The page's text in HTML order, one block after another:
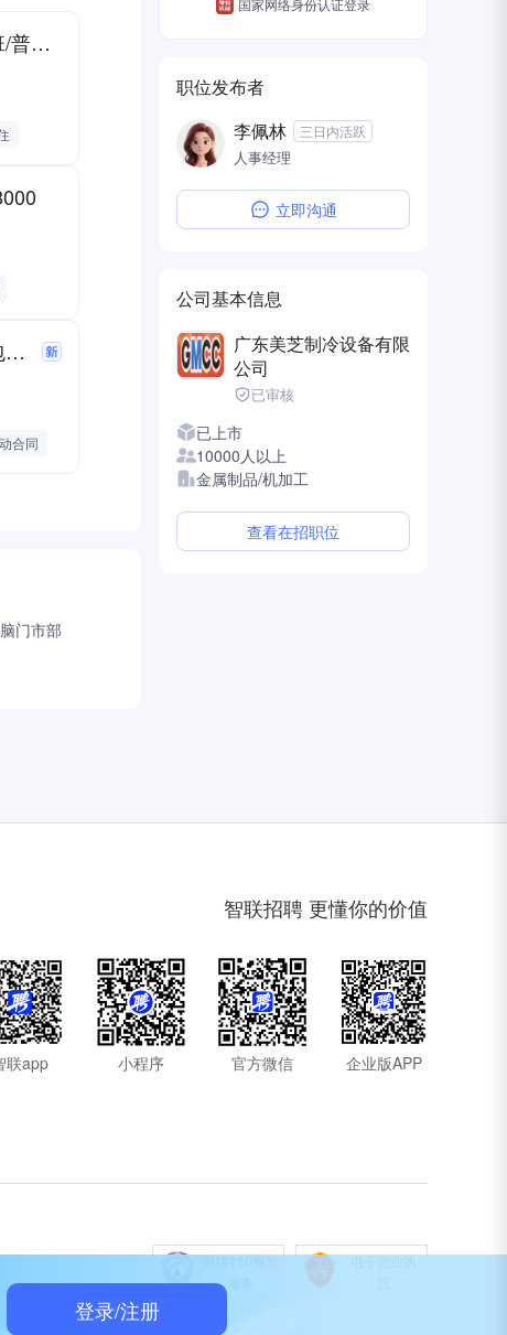
京东饮料厂8000白班坐班/普工空调
长白班8000坐班（包吃包住）普工空调
合同
门市部
登录/注册
国家网络身份认证登录
职位发布者
李佩林
三日内活跃
人事经理
立即沟通
公司基本信息
广东美芝制冷设备有限
公司
已审核
已上市
10000人以上
金属制品/机加工
查看在招职位
智联招聘 更懂你的价值
联app 小程序 官方微信 企业版APP
网络110报警
电子营业执